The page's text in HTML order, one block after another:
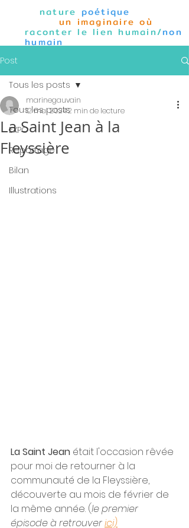
nature poétique
un imaginaire où
raconter le lien humain/non
humain
Post
Tous les posts
EXPO
Reportage
Bilan
Illustrations
Tous les posts
La Saint Jean à la
Fleyssière
marinegauvain
12 mai 20242 min de lecture
La Saint Jean était l'occasion rêvée
pour moi de retourner à la
communauté de la Fleyssière,
découverte au mois de février de
la même année. (le premier
épisode à retrouver ici)